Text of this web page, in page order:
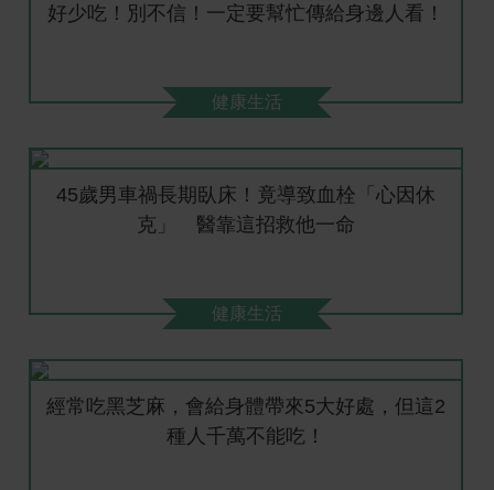
好少吃！別不信！一定要幫忙傳給身邊人看！
健康生活
45歲男車禍長期臥床！竟導致血栓「心因休
克」 醫靠這招救他一命
健康生活
經常吃黑芝麻，會給身體帶來5大好處，但這2
種人千萬不能吃！